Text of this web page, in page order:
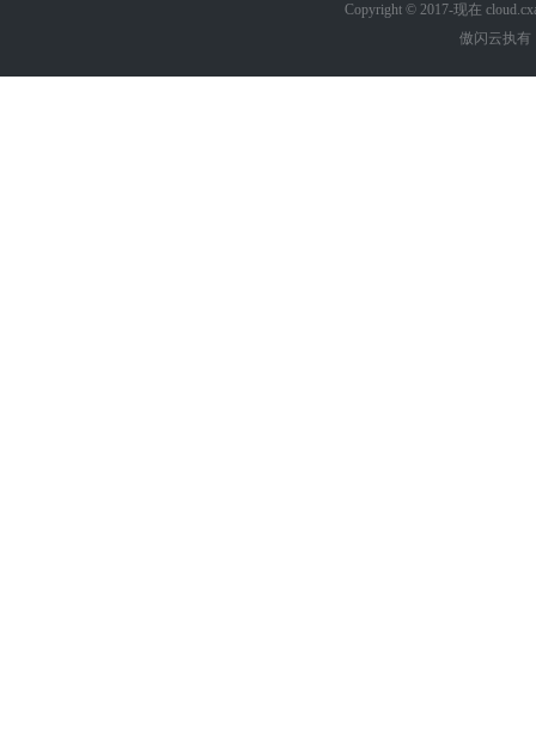
Copyright © 2017-现在
傲闪云执有